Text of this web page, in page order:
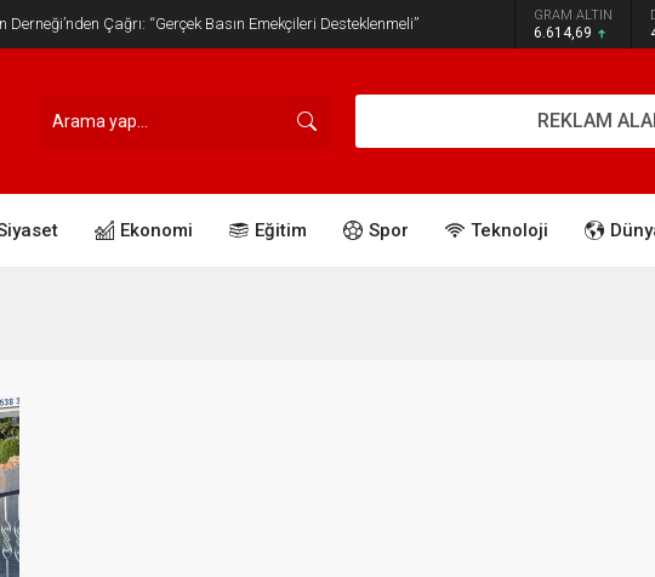
Derneği’nden Çağrı: “Gerçek Basın Emekçileri Desteklenmeli” GRAM ALTIN
6.614,69
REKLAM
Ekonomi Eğitim Spor Teknoloji